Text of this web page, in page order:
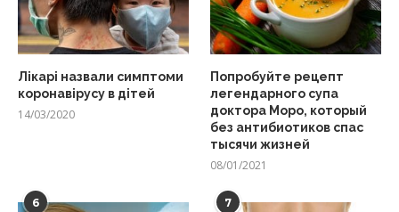
Лікарі назвали симптоми
коронавірусу в дітей
14/03/2020
Попробуйте рецепт
легендарного супа
доктора Моро, который
без антибиотиков спас
тысячи жизней
08/01/2021
6 7